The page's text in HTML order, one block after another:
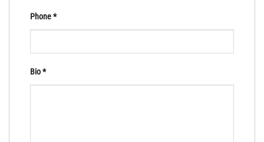
Phone*
Bio*